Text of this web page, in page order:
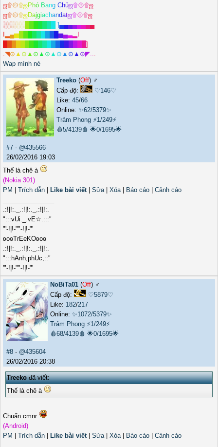
ஜ۩۞۩ஜP hó Bang Chủஜ۩۞۩ஜ
ஜ۩۞۩ஜDajgiac handatஜ۩۞۩ஜ
░░░░░ ]▄▄▄▄▄▄▄▄
▂▄▅ ▅▄▃▂
]
.◥⊙ ▲ ⊙ ▲ ⊙ ▲ ⊙ ▲ ⊙ ▲ ⊙ ▲ ⊙◤...
Wap mình nè
Treeko(Off) ♂️
Cấp độ:
♡146♡
Like: 45/66
Online: ✨62/5379✨
Trảm Phong ⚡1/249⚡
🩸5/4139🩸 🌟0/1695🌟
#7 - @435566
26/02/2016 19:03
Thế là chê à
(Nokia 301)
PM
Trích dẫn Like bài viết| Sửa| Xóa| Báo cáo
Cảnh cáo
.:!|!:._.:!|!:._.:!|!:.
":::vUi._.vE☆.:::"
"'-!|!-""-!|!-"'
ʚoɞTrEeKOʚoɞ
.:!|!:._.:!|!:._.:!|!:.
":::hAnh,phUc,::"
'"-!|!-""-!|!-"'
NoBiTa01 (Off) ♂️
Cấp độ:
♡5879♡
Like: 182/217
Online:✨1072/5379✨
Trảm Phong ⚡1/249⚡
🩸68/4139🩸 🌟0/1695🌟
#8 - @435604
26/02/2016 20:38
Treekođã viết:
Thế là chê à
Chuẩn cmnr
(Android)
PM
Trích dẫn Like bài viết| Sửa| Xóa| Báo cáo
Cảnh cáo